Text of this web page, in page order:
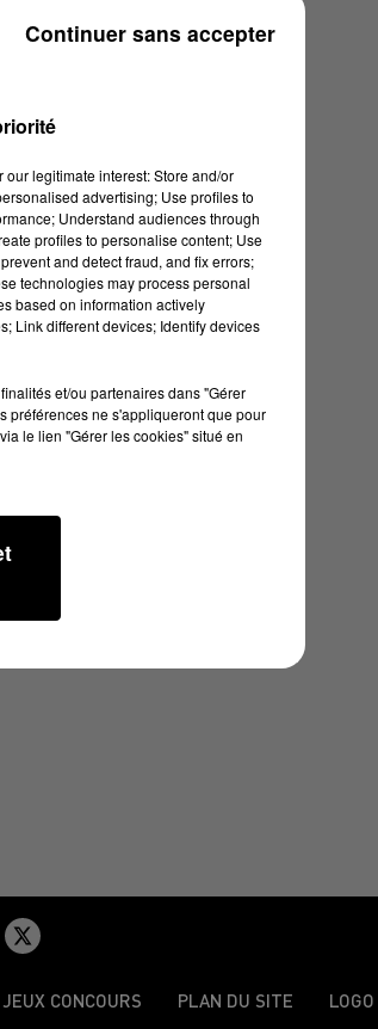
CONCOURS PLAN DU SITE LOGO
legitimate interest: Store and/or
advertising; Use profiles to
Understand audiences through
profiles to personalise content; Use
and detect fraud, and fix errors;
technologies may process personal
based on information actively
Link different devices; Identify devices
et/ou partenaires dans "Gérer
préférences ne s'appliqueront que pour
le lien "Gérer les cookies" situé en
Continuer sans accepter